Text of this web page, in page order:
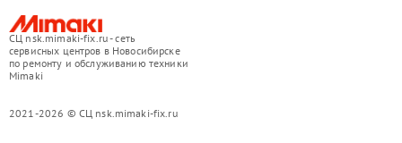
СЦ nsk.mimaki-fix.ru - сеть
сервисных центров в Новосибирске
по ремонту и обслуживанию техники
Mimaki
2021-2026 © СЦ nsk.mimaki-fix.ru